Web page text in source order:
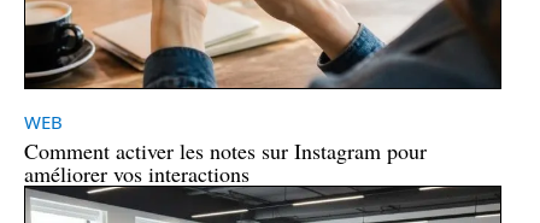
WEB
Comment activer les notes sur Instagram pour
améliorer vos interactions